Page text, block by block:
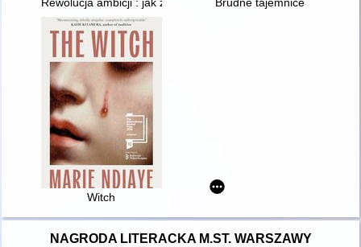
Witch
NAGRODA LITERACKA M.ST. WARSZAWY